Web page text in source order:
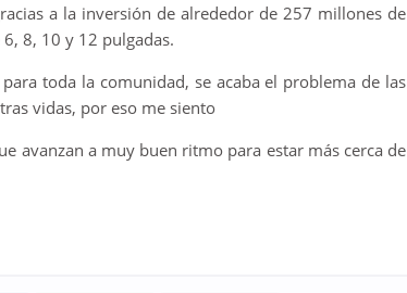
a la inversión de alrededor de 257 millones de
8, 10 y 12 pulgadas.
toda la comunidad, se acaba el problema de las
vidas, por eso me siento
avanzan a muy buen ritmo para estar más cerca de